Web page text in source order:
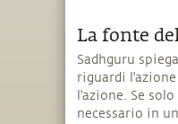
La fonte
Sadhguru
riguardi
l'azione. Se
necessario in